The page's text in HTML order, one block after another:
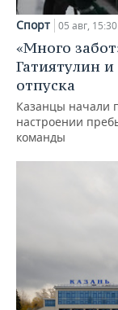
Спорт 05 авг, 15:30
«Много
Гатиятулин
отпуска
Казанцы начали
настроении
команды